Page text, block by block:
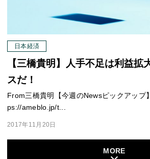
日本経済
【三橋貴明】人手不足は利益拡
スだ！
From三橋貴明【今週のNewsピックアップ
ps://ameblo.jp/t...
2017年11月20日
MORE